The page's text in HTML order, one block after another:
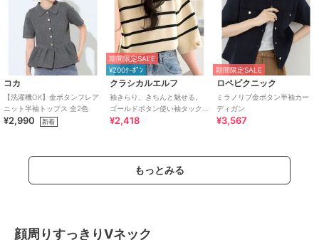
コカ
【洗濯機OK】金ボタンフレア
ニット半袖トップス 全2色
¥2,990 新着
期間限定SALE
¥200ｸｰﾎﾟﾝ
クラシカルエルフ
袖きらり、きちんと魅せる。
ゴールドボタン使い袖タック
ミラノリブトップス（半袖）
¥2,418
期間限定SALE
ロペピクニック
ミラノリブ金ボタン半袖カー
ディガン
¥3,567
もっとみる
顔周りすっきりVネック